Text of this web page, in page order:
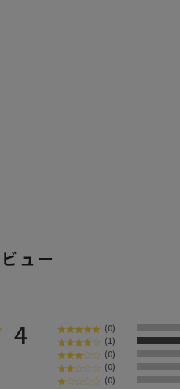
ュー
4
(0)
(1)
(0)
(0)
(0)